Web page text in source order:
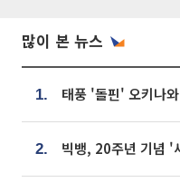
많이 본 뉴스
1.
2.